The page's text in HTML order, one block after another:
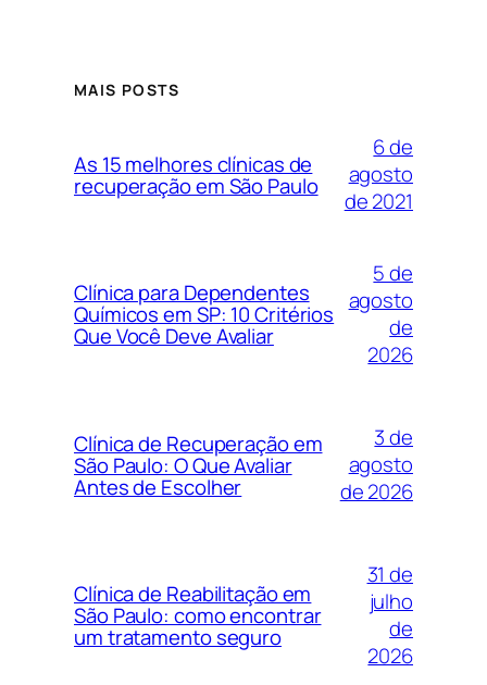
MAIS POSTS
As 15 melhores clínicas de
recuperação em São Paulo
6 de
agosto
de 2021
Clínica para Dependentes
Químicos em SP: 10 Critérios
Que Você Deve Avaliar
5 de
agosto
de
2026
Clínica de Recuperação em
São Paulo: O Que Avaliar
Antes de Escolher
3 de
agosto
de 2026
Clínica de Reabilitação em
São Paulo: como encontrar
um tratamento seguro
31 de
julho
de
2026